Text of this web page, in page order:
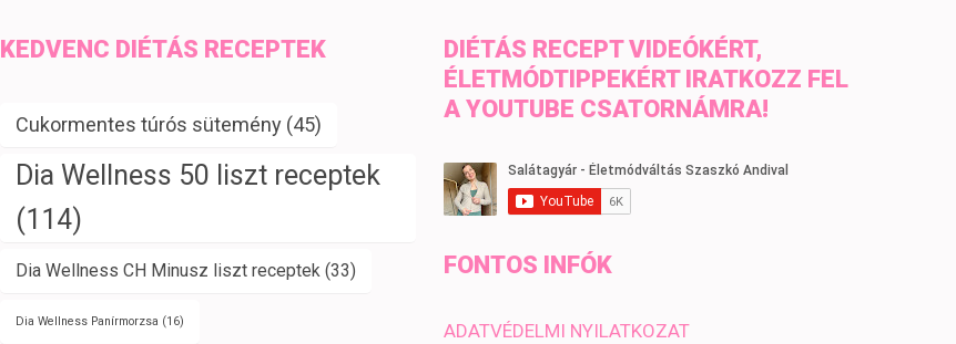
KEDVENC DIÉTÁS RECEPTEK
Cukormentes túrós sütemény(45)
Dia Wellness 50 liszt receptek
(114)
Dia Wellness CH Minusz liszt receptek (33)
Dia Wellness Panírmorzsa (16)
DIÉTÁS RECEPT VIDEÓKÉRT,
ÉLETMÓDTIPPEKÉRT IRATKOZZ FEL
A YOUTUBE CSATORNÁMRA!
FONTOS INFÓK
ADATVÉDELMI NYILATKOZAT